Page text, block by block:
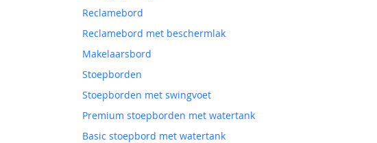
Reclamebord
Reclamebord met beschermlak
Makelaarsbord
Stoepborden
Stoepborden met swingvoet
Premium stoepborden met watertank
Basic stoepbord met watertank